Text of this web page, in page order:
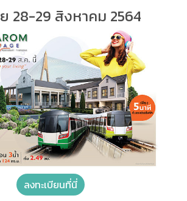
28-29 สิงหาคม 2564
ลงทะเบียนที่นี่